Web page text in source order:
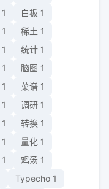
1 白板 1
1 稀土 1
1 统计 1
1 脑图 1
1 菜谱 1
1 调研 1
1 转换 1
1 量化 1
1 鸡汤 1
Typecho 1